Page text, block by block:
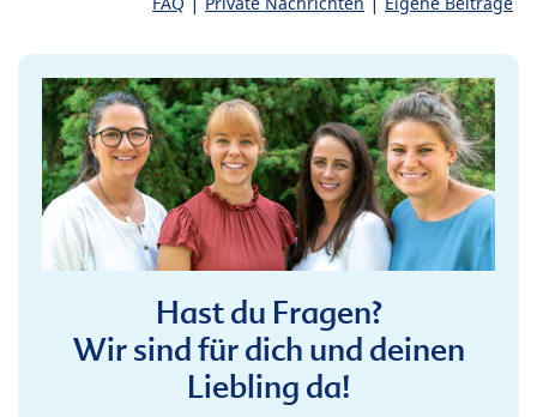
Hast du Fragen?
Wir sind für dich und deinen
Liebling da!